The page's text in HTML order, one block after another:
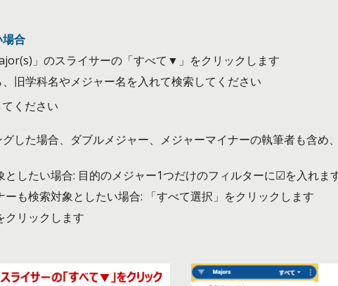
合
」のスライサーの「すべて▼」をクリックします
旧学科名やメジャー名を入れて検索してください
ください
した場合、ダブルメジャー、メジャーマイナーの執筆者も含め
としたい場合: 目的のメジャー1つだけのフィルターに☑を入れま
も検索対象としたい場合: 「すべて選択」をクリックします
クリックします